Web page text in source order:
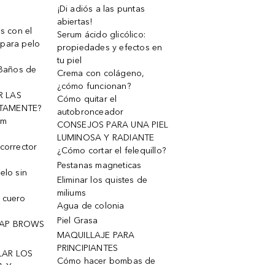
con el
pelo
de
LAS
sin
BROWS
LOS
¡Di adiós a las puntas
abiertas!
Serum ácido glicólico:
propiedades y efectos en
tu piel
Crema con colágeno,
¿cómo funcionan?
Cómo quitar el
autobronceador
CONSEJOS PARA UNA PIEL
LUMINOSA Y RADIANTE
¿Cómo cortar el felequillo?
Pestanas magneticas
Eliminar los quistes de
miliums
Agua de colonia
Piel Grasa
MAQUILLAJE PARA
PRINCIPIANTES
Cómo hacer bombas de